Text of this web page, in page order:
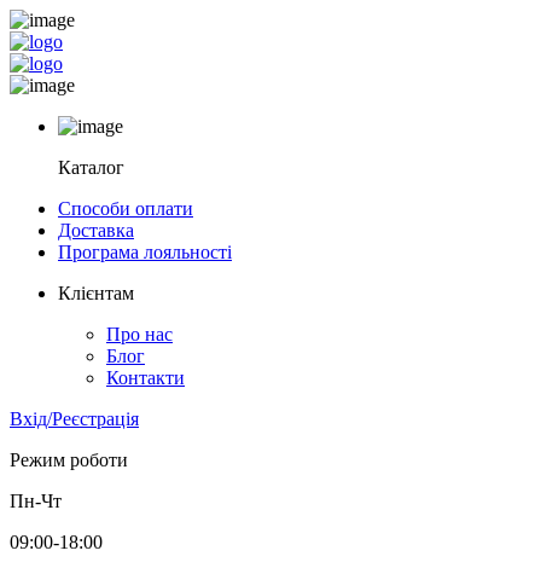
Каталог
Способи оплати
Доставка
Програма лояльності
Клієнтам
Про нас
Блог
Контакти
Вхід/Реєстрація
Режим роботи
Пн-Чт
09:00-18:00